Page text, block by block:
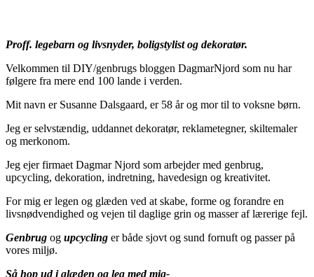
Proff. legebarn og livsnyder, boligstylist og dekoratør.
Velkommen til DIY/genbrugs bloggen DagmarNjord som nu har
følgere fra mere end 100 lande i verden.
Mit navn er Susanne Dalsgaard, er 58 år og mor til to voksne børn.
Jeg er selvstændig, uddannet dekoratør, reklametegner, skiltemaler
og merkonom.
Jeg ejer firmaet Dagmar Njord som arbejder med genbrug,
upcycling, dekoration, indretning, havedesign og kreativitet.
For mig er legen og glæden ved at skabe, forme og forandre en
livsnødvendighed og vejen til daglige grin og masser af lærerige fejl.
Genbrug og upcycling er både sjovt og sund fornuft og passer på
vores miljø.
Så hop ud i glæden og leg med mig-